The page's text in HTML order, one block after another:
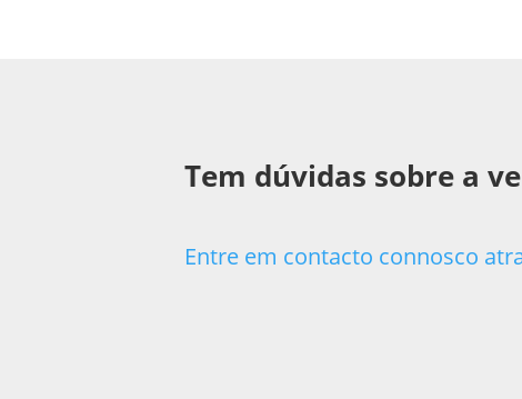
Tem dúvidas sobre a
Entre em contacto connosco